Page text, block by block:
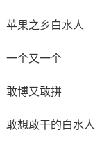
苹果之乡白水人
一个又一个
敢博又敢拼
敢想敢干的白水人